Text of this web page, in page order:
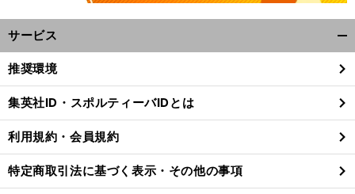
サービス
閉
る
推奨環境
集英社ID・スポルティーバIDとは
利用規約・会員規約
特定商取引法に基づく表示・その他の事項